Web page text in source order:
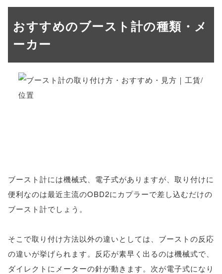
おすすめのブースト計の種類・メ
ーカー
ブースト計には機械式、電子式がありますが、取り付けに
便利なのは最近主流のOBD2にカプラーで差し込むだけの
ブースト計でしょう。
そこで取り付け方法以外の違いとしては、ブーストの反応
の違いが挙げられます。反応が素早く出るのは機械式で、
ダイレクトにメーターの針が動きます。次が電子式になり